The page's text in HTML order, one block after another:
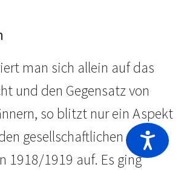
man sich allein auf das
und den Gegensatz von
so blitzt nur ein Aspekt
gesellschaftlichen
1918/1919 auf. Es ging